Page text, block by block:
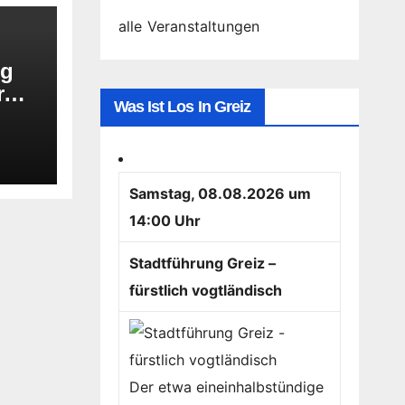
alle Veranstaltungen
Was Ist Los In Greiz
Samstag, 08.08.2026 um
14:00 Uhr
Stadtführung Greiz –
fürstlich vogtländisch
Der etwa eineinhalbstündige